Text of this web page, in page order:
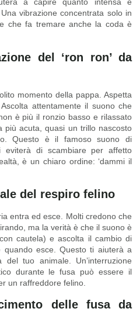
a capire quanto intensa è
vibrazione concentrata solo in
che fa tremare anche la coda è
del ‘ron ron’ da
momento della pappa. Aspetta
attentamente il suono che
è più il ronzio basso e rilassato
più acuta, quasi un trillo nascosto
Questo è il famoso suono di
eviterà di scambiare per affetto
è un chiaro ordine: ‘dammi il
del respiro felino
entra ed esce. Molti credono che
ma la verità è che il suono è
cautela) e ascolta il cambio di
quando esce. Questo ti aiuterà a
tuo animale. Un’interruzione
durante le fusa può essere il
un raffreddore felino.
delle fusa da